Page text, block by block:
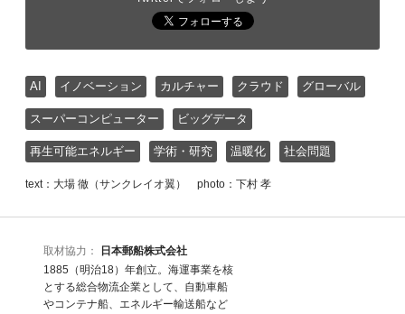
AI イノベーション カルチャー クラウド グローバル
スーパーコンピューター ビッグデータ
再生可能エネルギー 学術・研究 温暖化 社会問題
text：大場 徹（サンクレイオ翼） photo：下村 孝
取材協力：
日本郵船株式会社
1885（明治18）年創立。海運事業を核
とする総合物流企業として、自動車船
やコンテナ船、エネルギー輸送船など